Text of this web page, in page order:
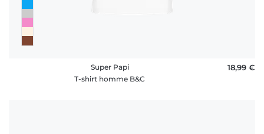
Super Papi
T-shirt homme B&C
18,99 €